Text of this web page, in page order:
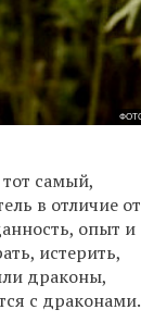
тот самый,
в отличие от
опыт и
истерить,
драконы,
с драконами.